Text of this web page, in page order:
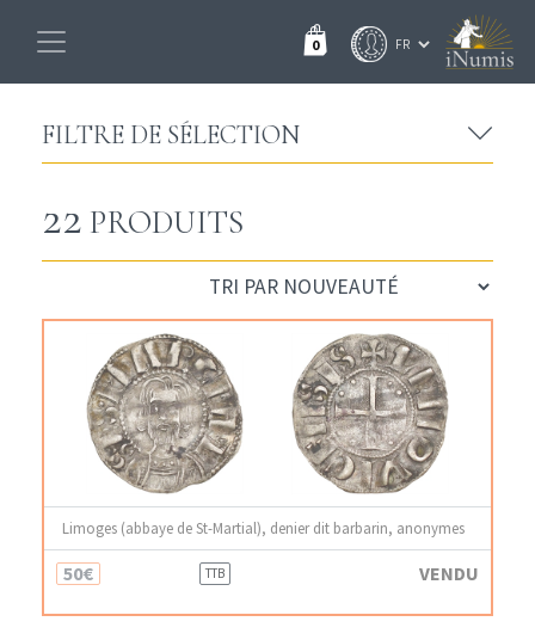
0
FILTRE DE SÉLECTION
22 PRODUITS
Limoges (abbaye de St-Martial), denier dit barbarin, anonymes
50€ TTB VENDU